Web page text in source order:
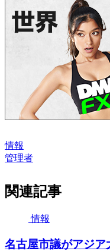
情報
管理者
関連記事
情報
名古屋市議がアジ